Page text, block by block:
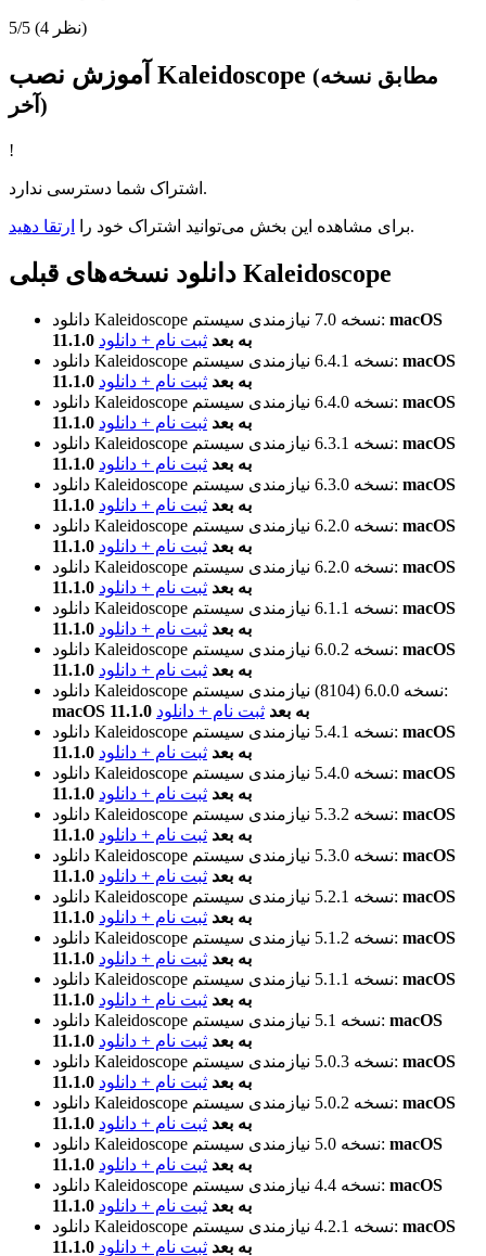
5/5 (4 نظر)
آموزش نصب Kaleidoscope (مطابق نسخه
آخر)
!
اشتراک شما دسترسی ندارد.
برای مشاهده این بخش می‌توانید اشتراک خود را ارتقا دهید .
دانلود نسخه‌های قبلی Kaleidoscope
دانلود Kaleidoscope نسخه 7.0نیازمندی سیستم: macOS
11.1.0 به بعد ثبت نام + دانلود
دانلود Kaleidoscope
نسخه 6.4.1نیازمندی سیستم: macOS
11.1.0 به بعد ثبت نام + دانلود
دانلود Kaleidoscope
نسخه 6.4.0نیازمندی سیستم: macOS
11.1.0 به بعد ثبت نام + دانلود
دانلود Kaleidoscope
نسخه 6.3.1نیازمندی سیستم: macOS
11.1.0 به بعد ثبت نام + دانلود
دانلود Kaleidoscope
نسخه 6.3.0نیازمندی سیستم: macOS
11.1.0 به بعد ثبت نام + دانلود
دانلود Kaleidoscope
نسخه 6.2.0نیازمندی سیستم: macOS
11.1.0 به بعد ثبت نام + دانلود
دانلود Kaleidoscope
نسخه 6.2.0نیازمندی سیستم: macOS
11.1.0 به بعد ثبت نام + دانلود
دانلود Kaleidoscope
نسخه 6.1.1نیازمندی سیستم: macOS
11.1.0 به بعد ثبت نام + دانلود
دانلود Kaleidoscope
نسخه 6.0.2نیازمندی سیستم: macOS
11.1.0 به بعد ثبت نام + دانلود
دانلود Kaleidoscope
نسخه 6.0.0 (8104)نیازمندی سیستم:
macOS 11.1.0 به بعد ثبت نام + دانلود
دانلود Kaleidoscope
نسخه 5.4.1نیازمندی سیستم: macOS
11.1.0 به بعد ثبت نام + دانلود
دانلود Kaleidoscope
نسخه 5.4.0نیازمندی سیستم: macOS
11.1.0 به بعد ثبت نام + دانلود
دانلود Kaleidoscope
نسخه 5.3.2نیازمندی سیستم: macOS
11.1.0 به بعد ثبت نام + دانلود
دانلود Kaleidoscope
نسخه 5.3.0نیازمندی سیستم: macOS
11.1.0 به بعد ثبت نام + دانلود
دانلود Kaleidoscope
نسخه 5.2.1نیازمندی سیستم: macOS
11.1.0 به بعد ثبت نام + دانلود
دانلود Kaleidoscope
نسخه 5.1.2نیازمندی سیستم: macOS
11.1.0 به بعد ثبت نام + دانلود
دانلود Kaleidoscope
نسخه 5.1.1نیازمندی سیستم: macOS
11.1.0 به بعد ثبت نام + دانلود
دانلود Kaleidoscope
نسخه 5.1نیازمندی سیستم: macOS
11.1.0 به بعد ثبت نام + دانلود
دانلود Kaleidoscope
نسخه 5.0.3نیازمندی سیستم: macOS
11.1.0 به بعد ثبت نام + دانلود
دانلود Kaleidoscope
نسخه 5.0.2نیازمندی سیستم: macOS
11.1.0 به بعد ثبت نام + دانلود
دانلود Kaleidoscope
نسخه 5.0نیازمندی سیستم: macOS
11.1.0 به بعد ثبت نام + دانلود
دانلود Kaleidoscope
نسخه 4.4نیازمندی سیستم: macOS
11.1.0 به بعد ثبت نام + دانلود
دانلود Kaleidoscope
نسخه 4.2.1نیازمندی سیستم: macOS
11.1.0 به بعد ثبت نام + دانلود